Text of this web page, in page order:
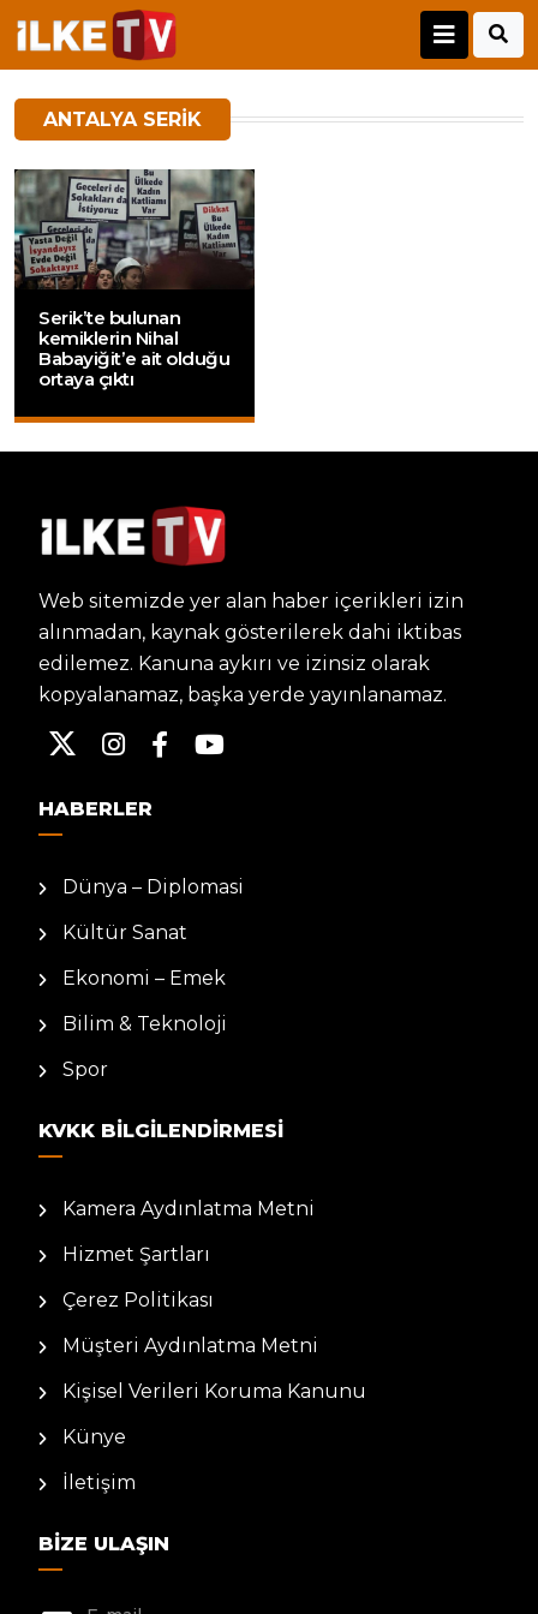
ANTALYA SERIK
Serik’te bulunan
kemiklerin Nihal
Babayiğit’e ait olduğu
ortaya çıktı
Web sitemizde yer alan haber içerikleri izin
alınmadan, kaynak gösterilerek dahi iktibas
edilemez. Kanuna aykırı ve izinsiz olarak
kopyalanamaz, başka yerde yayınlanamaz.
HABERLER
Dünya – Diplomasi
Kültür Sanat
Ekonomi – Emek
Bilim & Teknoloji
Spor
KVKK BILGILENDIRMESI
Kamera Aydınlatma Metni
Hizmet Şartları
Çerez Politikası
Müşteri Aydınlatma Metni
Kişisel Verileri Koruma Kanunu
Künye
İletişim
BIZE ULAŞIN